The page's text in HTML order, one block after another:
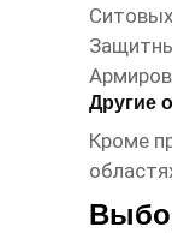
Другие
Кроме